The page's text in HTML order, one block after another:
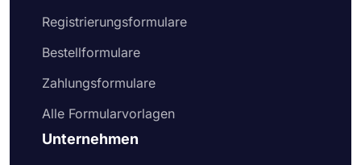
Registrierungsformulare
Bestellformulare
Zahlungsformulare
Alle Formularvorlagen
Unternehmen